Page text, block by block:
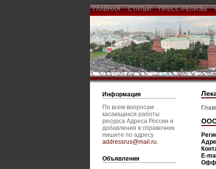
ГЛАВНАЯ СТАТЬИ ПРЕСС-РЕЛИЗЫ
Информация
По всем вопросам
касающихся работы
ресурса Адреса России и
добавления в справочник
пишите по адресу
addressrus@mail.ru.
Объявления
E-